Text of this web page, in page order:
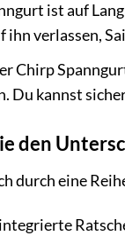
ist auf
verlassen,
Chirp
Du kannst
den
durch eine